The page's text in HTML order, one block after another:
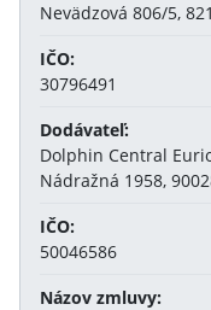
Nevädzová 806/5,
IČO:
30796491
Dodávateľ:
Dolphin Central
Nádražná 1958,
IČO:
50046586
Názov zmluvy: